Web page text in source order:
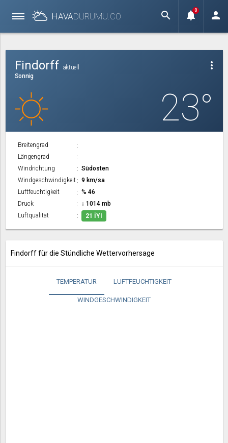
HAVADURUMU.CO search notifications
0 person
more_vert
Findorff
aktuell
Sonnig
23°
Breitengrad
Längengrad
Windrichtung
Südosten
Windgeschwindigkeit
9 km/sa
Luftfeuchtigkeit
% 46
Druck
↓ 1014 mb
Luftqualität
21 İYI
Findorff für die Stündliche Wettervorhersage
TEMPERATUR LUFTFEUCHTIGKEIT
WINDGESCHWINDIGKEIT